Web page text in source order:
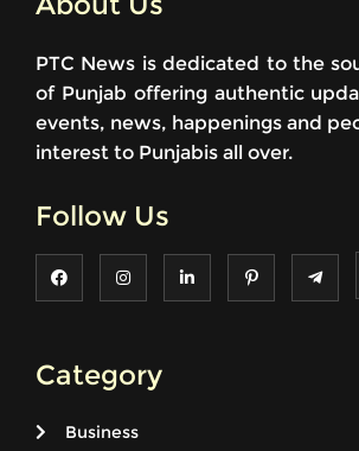
PTC News is dedicated to the
of Punjab offering authentic
events, news, happenings and
interest to Punjabis all over.
Follow Us
Category
Business